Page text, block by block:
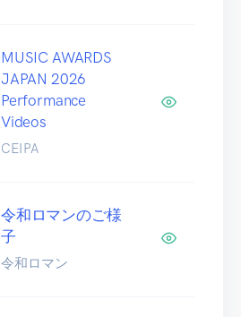
MUSIC AWARDS
JAPAN 2026
Performance
Videos
CEIPA
令和ロマンのご様
子
令和ロマン